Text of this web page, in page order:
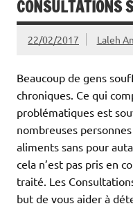
CONSULTATIONS
22/02/2017 Laleh
Beaucoup de gens
chroniques. Ce qui
problématiques est
nombreuses
aliments sans pour
cela n’est pas pris en
traité. Les
but de vous aider à